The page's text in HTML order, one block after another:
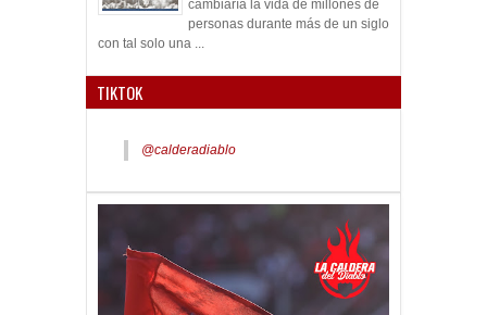
cambiaría la vida de millones de
personas durante más de un siglo
con tal solo una ...
TIKTOK
@calderadiablo